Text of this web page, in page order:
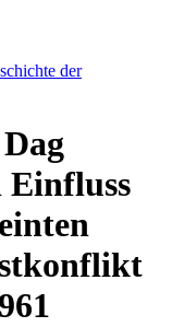
der
Einfluss